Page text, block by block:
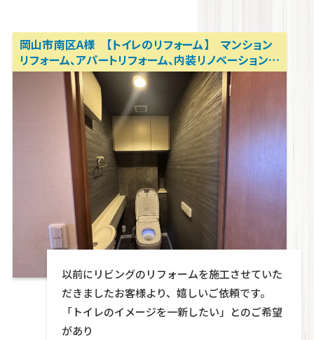
岡山市南区A様 【トイレのリフォーム】 マンション
リフォーム、アパートリフォーム、内装リノベーション
岡山リフォーム相談所 テクトン・パートナーズ
Warning: foreach() argument must be of type
given in /home/wp571078/tekton-
partners.jp/public_html/wp-
content/themes/swell_child_tekton/parts/
以前にリビングのリフォームを施工させていた
だきましたお客様より、嬉しいご依頼です。
「トイレのイメージを一新したい」とのご希望
があり